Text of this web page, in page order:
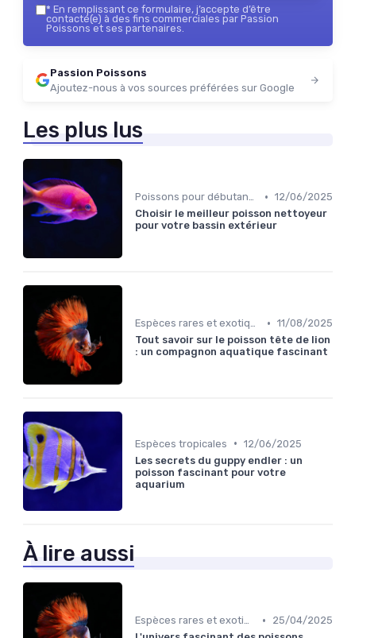
* En remplissant ce formulaire, j’accepte d’être
contacté(e) à des fins commerciales par Passion
Poissons et ses partenaires.
Passion Poissons
Ajoutez-nous à vos sources préférées sur Google
Les plus lus
Poissons pour débutants • 12/06/2025
Choisir le meilleur poisson nettoyeur
pour votre bassin extérieur
Espèces rares et exotiques • 11/08/2025
Tout savoir sur le poisson tête de lion
: un compagnon aquatique fascinant
Espèces tropicales • 12/06/2025
Les secrets du guppy endler : un
poisson fascinant pour votre
aquarium
À lire aussi
Espèces rares et exotiques •
25/04/2025